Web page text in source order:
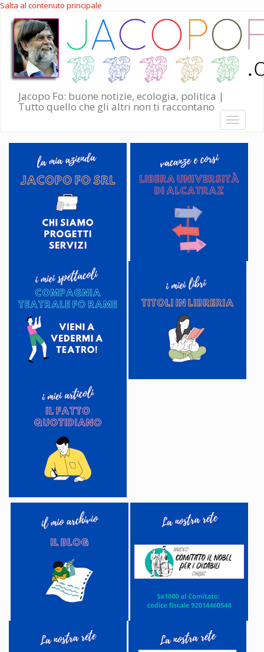
Salta al contenuto principale
Jacopo Fo: buone notizie, ecologia, politica |
Tutto quello che gli altri non ti raccontano
Toggle